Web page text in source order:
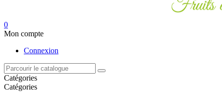
0
Mon compte
Connexion
Catégories
Catégories